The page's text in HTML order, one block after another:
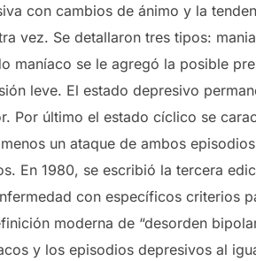
con cambios de ánimo y la
vez. Se detallaron tres tipos:
maníaco se le agregó la posible
leve. El estado depresivo
Por último el estado cíclico se
un ataque de ambos
En 1980, se escribió la tercera
con específicos criterios
moderna de “desorden
y los episodios depresivos al